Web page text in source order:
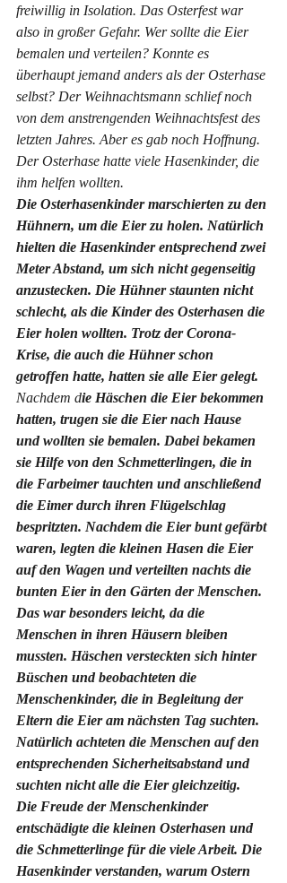
freiwillig in Isolation. Das Osterfest war
also in großer Gefahr. Wer sollte die Eier
bemalen und verteilen? Konnte es
überhaupt jemand anders als der Osterhase
selbst? Der Weihnachtsmann schlief noch
von dem anstrengenden Weihnachtsfest des
letzten Jahres. Aber es gab noch Hoffnung.
Der Osterhase hatte viele Hasenkinder, die
ihm helfen wollten.
Die Osterhasenkinder marschierten zu den
Hühnern, um die Eier zu holen. Natürlich
hielten die Hasenkinder entsprechend zwei
Meter Abstand, um sich nicht gegenseitig
anzustecken. Die Hühner staunten nicht
schlecht, als die Kinder des Osterhasen die
Eier holen wollten. Trotz der Corona-
Krise, die auch die Hühner schon
getroffen hatte, hatten sie alle Eier gelegt.
Nachdem die Häschen die Eier bekommen
hatten, trugen sie die Eier nach Hause
und wollten sie bemalen. Dabei bekamen
sie Hilfe von den Schmetterlingen, die in
die Farbeimer tauchten und anschließend
die Eimer durch ihren Flügelschlag
bespritzten. Nachdem die Eier bunt gefärbt
waren, legten die kleinen Hasen die Eier
auf den Wagen und verteilten nachts die
bunten Eier in den Gärten der Menschen.
Das war besonders leicht, da die
Menschen in ihren Häusern bleiben
mussten. Häschen versteckten sich hinter
Büschen und beobachteten die
Menschenkinder, die in Begleitung der
Eltern die Eier am nächsten Tag suchten.
Natürlich achteten die Menschen auf den
entsprechenden Sicherheitsabstand und
suchten nicht alle die Eier gleichzeitig.
Die Freude der Menschenkinder
entschädigte die kleinen Osterhasen und
die Schmetterlinge für die viele Arbeit. Die
Hasenkinder verstanden, warum Ostern